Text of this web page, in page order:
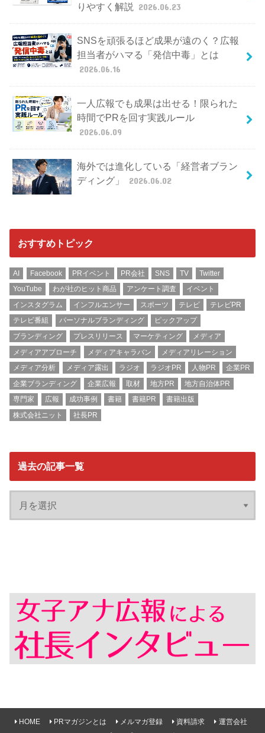
りやすく解説
2026.06.23
SNSを頑張るほど成果が遠のく？広報
担当者がハマる「発信中毒」とは
2026.06.16
一人広報でも成果は出せる！限られた
時間でPRを回す実践ルール
2026.06.09
海外では進化している「経営者ブラン
ディング」
2026.06.02
おすすめトピック
AI Facebook PRイベント PR会社 SNS TV
Twitter
YouTube
わが社のヒット商品 アンケート調査
イベント
インスタグラム
インフルエンサー スポーツ テレビ
テレビPR
テレビ番組
パーソナルブランディング
ピックアップ
ブランディング
プレスリリース マーケティング
メディア
メディアアプローチ
メディアキャラバン
メディアリレーション
メディア分析
メディア露出 ラジオ ラジオPR 人物PR
企業PR
企業ブランディング
企業広報 取材 地方PR
地方自治体PR
専門家
広報 成功事例 書籍 書籍PR
書籍出版
株式会社ニット
社長PR
過去の記事一覧
HOME PRマガジンとは メルマガ登録 資料請求
運営会社